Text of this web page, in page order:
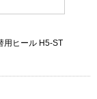
用ヒール H5-ST